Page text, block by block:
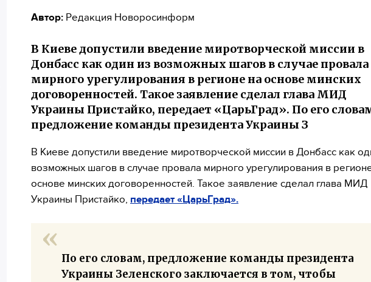
Автор: Редакция Новоросинформ
В Киеве допустили введение миротворческой миссии в
Донбасс как один из возможных шагов в случае провала
мирного урегулирования в регионе на основе минских
договоренностей. Такое заявление сделал глава МИД
Украины Пристайко, передает «ЦарьГрад». По его
предложение команды президента Украины З
В Киеве допустили введение миротворческой миссии в Донбасс как
возможных шагов в случае провала мирного урегулирования в
основе минских договоренностей. Такое заявление сделал глава МИД
Украины Пристайко, передает «ЦарьГрад».
По его словам, предложение команды президента
Украины Зеленского заключается в том, чтобы